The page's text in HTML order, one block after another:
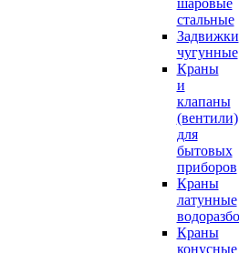
шаровые
стальные
Задвижки
чугунные
Краны
и
клапаны
(вентили)
для
бытовых
приборов
Краны
латунные
Краны
конусные